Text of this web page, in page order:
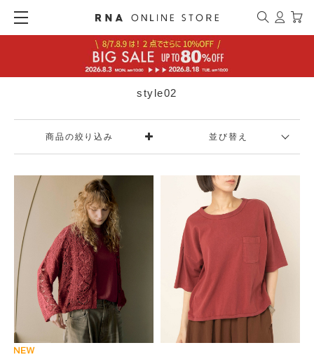
style02
商品の絞り込み 並び替え